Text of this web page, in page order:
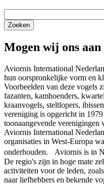
Mogen wij ons
Aviornis International
hun oorspronkelijke vorm en
Voorbeelden van deze vogels
fazanten, kamhoenders,
kraanvogels, steltlopers,
vereniging is opgericht in
toonaangevende verenigingen
Aviornis International
organisaties in West-Europa
onderhouden. Aviornis is in
De regio's zijn in hoge mate
activiteiten voor de leden,
naar liefhebbers en bekende